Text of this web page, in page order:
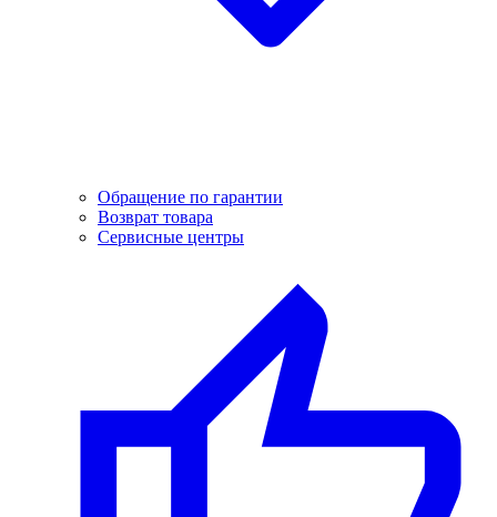
Обращение по гарантии
Возврат товара
Сервисные центры